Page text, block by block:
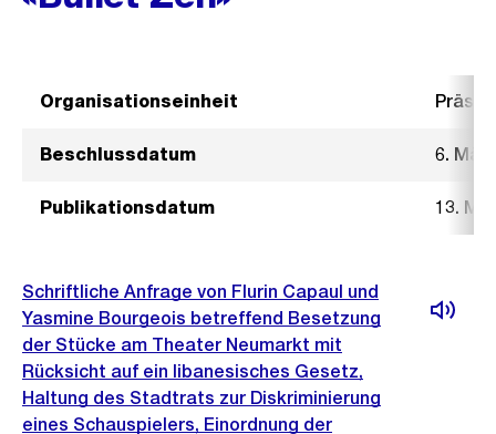
Organisationseinheit
Beschlussdatum 6.
Publikationsdatum 13.
Schriftliche Anfrage von Flurin Capaul und
Yasmine Bourgeois betreffend Besetzung
der Stücke am Theater Neumarkt mit
Rücksicht auf ein libanesisches Gesetz,
Haltung des Stadtrats zur Diskriminierung
eines Schauspielers, Einordnung der